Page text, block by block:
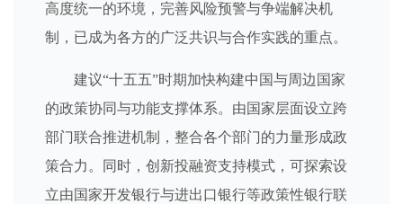
高度统一的环境，完善风险预警与争端解决机
制，已成为各方的广泛共识与合作实践的重点。
建议“十五五”时期加快构建中国与周边国家
的政策协同与功能支撑体系。由国家层面设立跨
部门联合推进机制，整合各个部门的力量形成政
策合力。同时，创新投融资支持模式，可探索设
立由国家开发银行与进出口银行等政策性银行联